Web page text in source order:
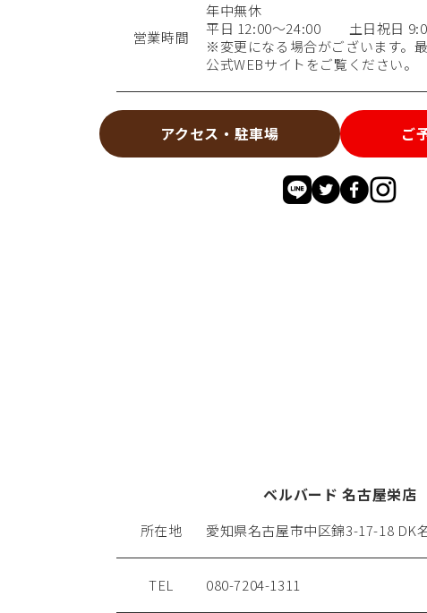
営業時間
年中無休
平日 12:00～24:00 土日祝日
※変更になる場合がございます。
公式WEBサイトをご覧ください。
アクセス・駐車場 ご
ベルバード 名古屋栄店
所在地 愛知県名古屋市中区錦3-17-18 DK
TEL 080-7204-1311